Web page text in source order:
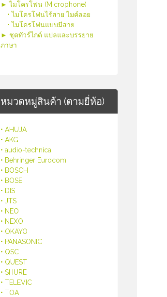
► ไมโครโฟน (Microphone)
• ไมโครโฟนไร้สาย ไมค์ลอย
• ไมโครโฟนแบบมีสาย
► ชุดทัวร์ไกด์ แปลและบรรยาย
ภาษา
หมวดหมู่สินค้า (ตามยี่ห้อ)
• AHUJA
• AKG
• audio-technica
• Behringer Eurocom
• BOSCH
• BOSE
• DIS
• JTS
• NEO
• NEXO
• OKAYO
• PANASONIC
• QSC
• QUEST
• SHURE
• TELEVIC
• TOA